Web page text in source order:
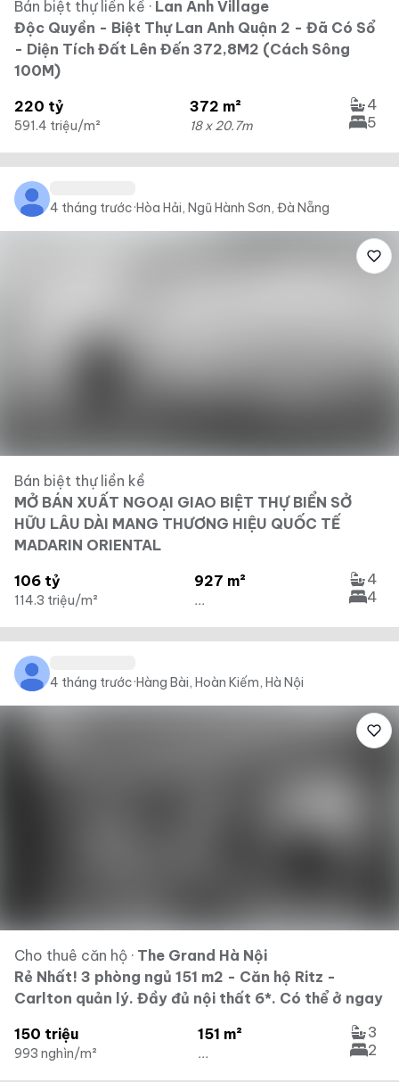
Bán biệt thự liền kề · Lan Anh Village
Độc Quyền - Biệt Thự Lan Anh Quận 2 - Đã Có Sổ
- Diện Tích Đất Lên Đến 372,8M2 (Cách Sông
100M)
220 tỷ
591.4 triệu/m²
372 m²
18 x 20.7m
4
5
4 tháng trước·Hòa Hải, Ngũ Hành Sơn, Đà Nẵng
Bán biệt thự liền kề
MỞ BÁN XUẤT NGOẠI GIAO BIỆT THỰ BIỂN SỞ
HỮU LÂU DÀI MANG THƯƠNG HIỆU QUỐC TẾ
MADARIN ORIENTAL
106 tỷ
114.3 triệu/m²
927 m²
...
4
4
4 tháng trước·Hàng Bài, Hoàn Kiếm, Hà Nội
Cho thuê căn hộ · The Grand Hà Nội
Rẻ Nhất! 3 phòng ngủ 151 m2 - Căn hộ Ritz -
Carlton quản lý. Đầy đủ nội thất 6*. Có thể ở ngay
150 triệu
993 nghìn/m²
151 m²
...
3
2